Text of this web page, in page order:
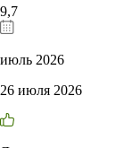
9,7
июль 2026
26 июля 2026